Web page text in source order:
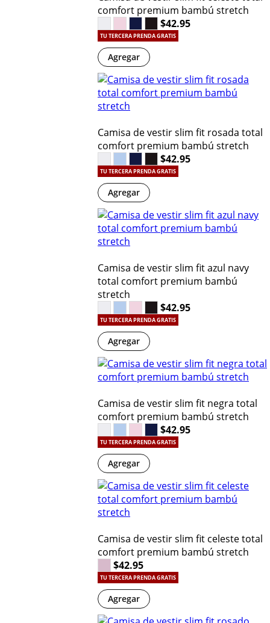
comfort premium bambú stretch
$42.95
TU TERCERA PRENDA GRATIS
Agregar
Camisa de vestir slim fit rosada total
comfort premium bambú stretch
$42.95
TU TERCERA PRENDA GRATIS
Agregar
Camisa de vestir slim fit azul navy
total comfort premium bambú
stretch
$42.95
TU TERCERA PRENDA GRATIS
Agregar
Camisa de vestir slim fit negra total
comfort premium bambú stretch
$42.95
TU TERCERA PRENDA GRATIS
Agregar
Camisa de vestir slim fit celeste total
comfort premium bambú stretch
$42.95
TU TERCERA PRENDA GRATIS
Agregar